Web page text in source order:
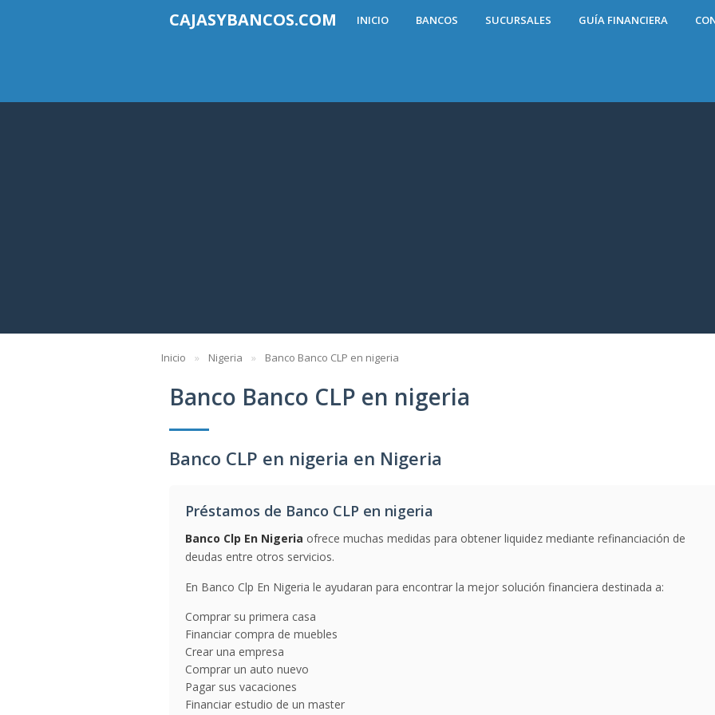
CAJASYBANCOS.COM INICIO BANCOS SUCURSALES GUÍA FINANCIERA
Inicio Nigeria Banco Banco CLP en nigeria
Banco Banco CLP en nigeria
Banco CLP en nigeria en Nigeria
Préstamos de Banco CLP en nigeria
Banco Clp En Nigeria ofrece muchas medidas para obtener liquidez mediante refinanciación de
deudas entre otros servicios.
En Banco Clp En Nigeria le ayudaran para encontrar la mejor solución financiera destinada a:
Comprar su primera casa
Financiar compra de muebles
Crear una empresa
Comprar un auto nuevo
Pagar sus vacaciones
Financiar estudio de un master